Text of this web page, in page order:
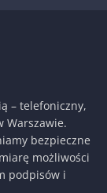
– telefoniczny,
Warszawie.
bezpieczne
możliwości
podpisów i